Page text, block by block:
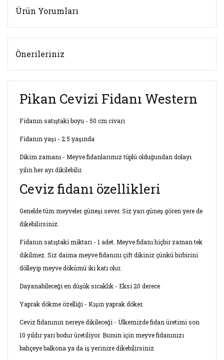
Ürün Yorumları
Önerileriniz
Pikan Cevizi Fidanı Western
Fidanın satıştaki boyu - 50 cm civarı
Fidanın yaşı - 2.5 yaşında
Dikim zamanı - Meyve fidanlarımız tüplü olduğundan dolayı
yılın her ayı dikilebilir.
Ceviz fidanı özellikleri
Genelde tüm meyveler güneşi sever. Siz yarı güneş gören yere de
dikebilirsiniz.
Fidanın satıştaki miktarı - 1 adet. Meyve fidanı hiçbir zaman tek
dikilmez. Siz daima meyve fidanını çift dikiniz çünkü birbirini
dölleyip meyve dökümü iki katı olur.
Dayanabileceği en düşük sıcaklık - Eksi 20 derece
Yaprak dökme özelliği - Kışın yaprak döker.
Ceviz fidanının nereye dikileceği - Ülkemizde fidan üretimi son
10 yıldır yarı bodur üretiliyor. Bunun için meyve fidanınızı
bahçeye balkona ya da iş yerinize dikebilirsiniz.